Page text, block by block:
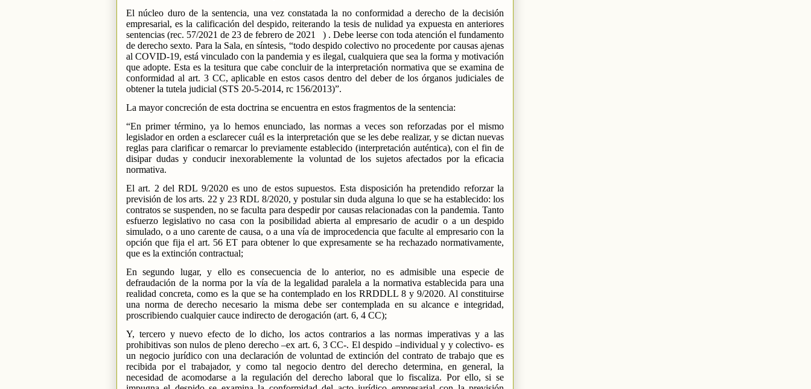
El núcleo duro de la sentencia, una vez constatada la no conformidad a derecho de la decisión
empresarial, es la calificación del despido, reiterando la tesis de nulidad ya expuesta en anteriores
sentencias (rec. 57/2021 de 23 de febrero de 2021
) . Debe leerse con toda atención el fundamento
de derecho sexto. Para la Sala, en síntesis, “todo despido colectivo no procedente por causas ajenas
al COVID-19, está vinculado con la pandemia y es ilegal, cualquiera que sea la forma y motivación
que adopte. Esta es la tesitura que cabe concluir de la interpretación normativa que se examina de
conformidad al art. 3 CC, aplicable en estos casos dentro del deber de los órganos judiciales de
obtener la tutela judicial (STS 20-5-2014, rc 156/2013)”.
La mayor concreción de esta doctrina se encuentra en estos fragmentos de la sentencia:
“En primer término, ya lo hemos enunciado, las normas a veces son reforzadas por el mismo
legislador en orden a esclarecer cuál es la interpretación que se les debe realizar, y se dictan nuevas
reglas para clarificar o remarcar lo previamente establecido (interpretación auténtica), con el fin de
disipar dudas y conducir inexorablemente la voluntad de los sujetos afectados por la eficacia
normativa.
El art. 2 del RDL 9/2020 es uno de estos supuestos. Esta disposición ha pretendido reforzar la
previsión de los arts. 22 y 23 RDL 8/2020, y postular sin duda alguna lo que se ha establecido: los
contratos se suspenden, no se faculta para despedir por causas relacionadas con la pandemia. Tanto
esfuerzo legislativo no casa con la posibilidad abierta al empresario de acudir o a un despido
simulado, o a uno carente de causa, o a una vía de improcedencia que faculte al empresario con la
opción que fija el art. 56 ET para obtener lo que expresamente se ha rechazado normativamente,
que es la extinción contractual;
En segundo lugar, y ello es consecuencia de lo anterior, no es admisible una especie de
defraudación de la norma por la vía de la legalidad paralela a la normativa establecida para una
realidad concreta, como es la que se ha contemplado en los RRDDLL 8 y 9/2020. Al constituirse
una norma de derecho necesario la misma debe ser contemplada en su alcance e integridad,
proscribiendo cualquier cauce indirecto de derogación (art. 6, 4 CC);
Y, tercero y nuevo efecto de lo dicho, los actos contrarios a las normas imperativas y a las
prohibitivas son nulos de pleno derecho –ex art. 6, 3 CC-. El despido –individual y y colectivo- es
un negocio jurídico con una declaración de voluntad de extinción del contrato de trabajo que es
recibida por el trabajador, y como tal negocio dentro del derecho determina, en general, la
necesidad de acomodarse a la regulación del derecho laboral que lo fiscaliza. Por ello, si se